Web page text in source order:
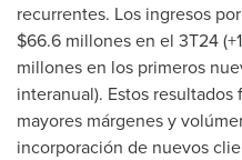
recurrentes. Los ingresos
$66.6 millones en el 3T24
millones en los primeros
interanual). Estos
mayores márgenes y
incorporación de nuevos